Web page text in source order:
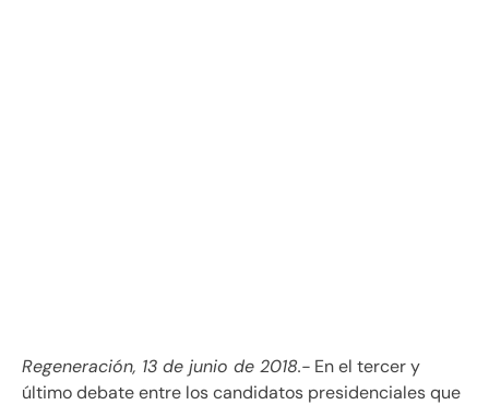
Regeneración, 13 de junio de 2018.- En el tercer y
último debate entre los candidatos presidenciales que